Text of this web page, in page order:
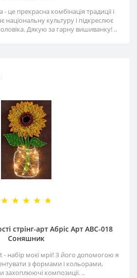
це прекрасна комбінація традиції і
культуру і підкреслює
Дякую за гарну вишиванку! ..
стрінг-арт Абріс Арт АВС-018
Соняшник
- набір моєї мрії! З його допомогою я
з формами і кольорами,
захоплюючі композиції. ..